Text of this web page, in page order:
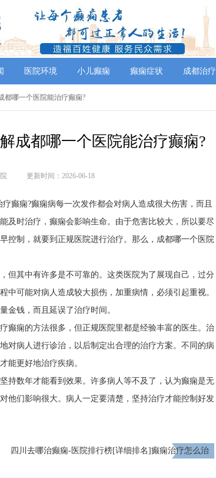
医院环境 小儿癫痫 癫痫症状 成都治疗
都哪一个医院能治疗癫痫?
成都哪一个医院能治疗癫痫?
更新时间：2026-06-18
癫痫?癫痫病每一次发作都会对病人造成很大伤害，而且
及时治疗，癫痫会影响生命。由于危害比较大，所以要尽
控制，就要到正规医院进行治疗。那么，成都哪一个医院
但其中有许多是不可靠的。这类医院为了展现自己，过分
可能对病人造成较大损伤，加重病情，必须引起重视。
金钱，而且延误了治疗时间。
癫痫的方法很多，但正规医院里都是经验丰富的医生。治
对病人进行诊治，以后制定出合理的治疗方案。不同的病
能更好地治疗疾病。
持数年才能看到效果。许多病人等不及了，认为癫痫是无
他们影响很大。病人一定要清楚，坚持治疗才能控制好发
四川去哪治癫痫-医院排行榜[详细排名]癫痫治疗怎么治